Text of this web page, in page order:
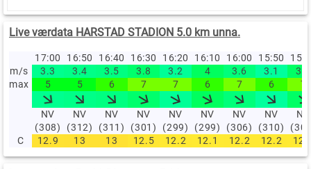
Live værdata HARSTAD STADION 5.0 km unna.
17:00 16:50 16:40 16:30 16:20 16:10 16:00 15:50
m/s
3.3 3.4 3.5 3.8 3.2 4 3.6 3.1
3.9
max
5 5 6 7 7 6 7 6 7
NV
(308)
NV
(312)
NV
(311)
NV
(301)
NV
(299)
NV
(299)
NV
(306)
NV
(310)
NV
C
12.9 13 13 12.5 12.2 12.1 12.2 12.2